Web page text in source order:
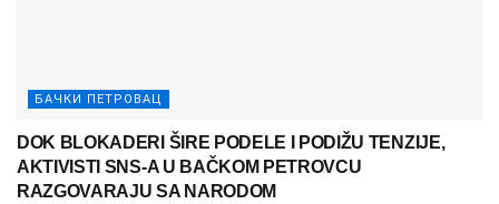
БАЧКИ ПЕТРОВАЦ
DOK BLOKADERI ŠIRE PODELE I PODIŽU TENZIJE,
AKTIVISTI SNS-A U BAČKOM PETROVCU
RAZGOVARAJU SA NARODOM